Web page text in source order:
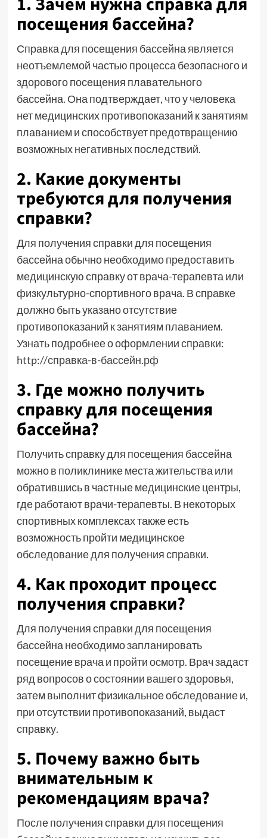
посещения бассейна?
Справка для посещения бассейна является
неотъемлемой частью процесса безопасного и
здорового посещения плавательного
бассейна. Она подтверждает, что у человека
нет медицинских противопоказаний к занятиям
плаванием и способствует предотвращению
возможных негативных последствий.
2. Какие документы
требуются для получения
справки?
Для получения справки для посещения
бассейна обычно необходимо предоставить
медицинскую справку от врача-терапевта или
физкультурно-спортивного врача. В справке
должно быть указано отсутствие
противопоказаний к занятиям плаванием.
Узнать подробнее о оформлении справки:
http://справка-в-бассейн.рф
3. Где можно получить
справку для посещения
бассейна?
Получить справку для посещения бассейна
можно в поликлинике места жительства или
обратившись в частные медицинские центры,
где работают врачи-терапевты. В некоторых
спортивных комплексах также есть
возможность пройти медицинское
обследование для получения справки.
4. Как проходит процесс
получения справки?
Для получения справки для посещения
бассейна необходимо запланировать
посещение врача и пройти осмотр. Врач задаст
ряд вопросов о состоянии вашего здоровья,
затем выполнит физикальное обследование и,
при отсутствии противопоказаний, выдаст
справку.
5. Почему важно быть
внимательным к
рекомендациям врача?
После получения справки для посещения